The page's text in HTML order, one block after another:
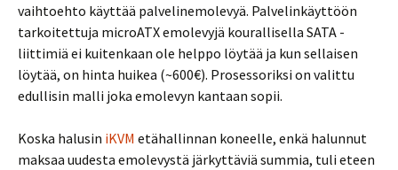
vaihtoehto käyttää palvelinemolevyä. Palvelinkäyttöön
tarkoitettuja microATX emolevyjä kourallisella SATA -
liittimiä ei kuitenkaan ole helppo löytää ja kun sellaisen
löytää, on hinta huikea (~600€). Prosessoriksi on valittu
edullisin malli joka emolevyn kantaan sopii.
Koska halusin iKVM etähallinnan koneelle, enkä halunnut
maksaa uudesta emolevystä järkyttäviä summia, tuli eteen